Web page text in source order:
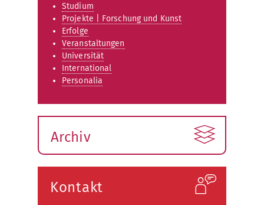
Studium
Projekte | Forschung und Kunst
Erfolge
Veranstaltungen
Universität
International
Personalia
Archiv
Kontakt